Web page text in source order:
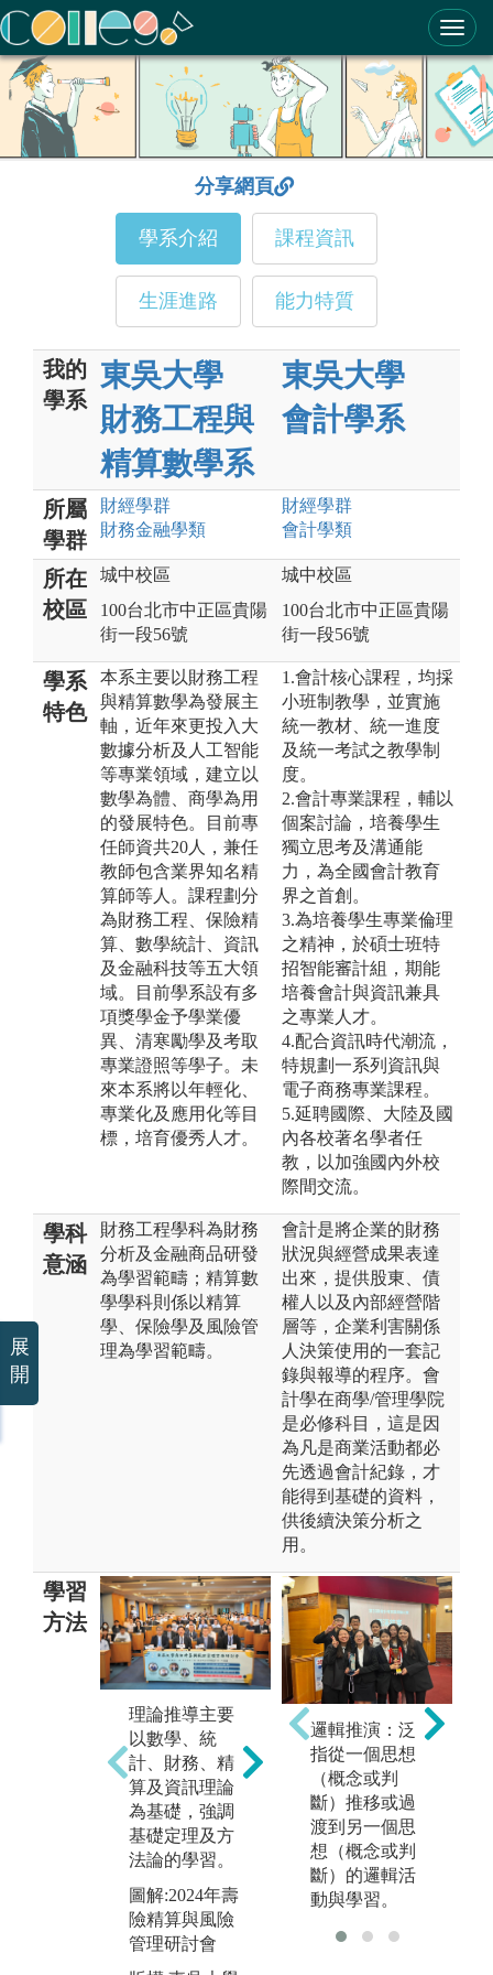
ColleGo! 大學選才與高中育才輔助系統
分享網頁
學系介紹 課程資訊
生涯進路 能力特質
我的
學系
東吳大學
財務工程與
精算數學系
東吳大學
會計學系
所屬
學群
財經學群
財務金融學類
財經學群
會計學類
所在
校區
城中校區
100台北市中正區貴陽
街一段56號
城中校區
100台北市中正區貴陽
街一段56號
學系
特色
本系主要以財務工程
與精算數學為發展主
軸，近年來更投入大
數據分析及人工智能
等專業領域，建立以
數學為體、商學為用
的發展特色。目前專
任師資共20人，兼任
教師包含業界知名精
算師等人。課程劃分
為財務工程、保險精
算、數學統計、資訊
及金融科技等五大領
域。目前學系設有多
項獎學金予學業優
異、清寒勵學及考取
專業證照等學子。未
來本系將以年輕化、
專業化及應用化等目
標，培育優秀人才。
1.會計核心課程，均採
小班制教學，並實施
統一教材、統一進度
及統一考試之教學制
度。
2.會計專業課程，輔以
個案討論，培養學生
獨立思考及溝通能
力，為全國會計教育
界之首創。
3.為培養學生專業倫理
之精神，於碩士班特
招智能審計組，期能
培養會計與資訊兼具
之專業人才。
4.配合資訊時代潮流，
特規劃一系列資訊與
電子商務專業課程。
5.延聘國際、大陸及國
內各校著名學者任
教，以加強國內外校
際間交流。
學科
意涵
財務工程學科為財務
分析及金融商品研發
為學習範疇；精算數
學學科則係以精算
學、保險學及風險管
理為學習範疇。
會計是將企業的財務
狀況與經營成果表達
出來，提供股東、債
權人以及內部經營階
層等，企業利害關係
人決策使用的一套記
錄與報導的程序。會
計學在商學/管理學院
是必修科目，這是因
為凡是商業活動都必
先透過會計紀錄，才
能得到基礎的資料，
供後續決策分析之
用。
學習
方法
理論推導主要
以數學、統
計、財務、精
算及資訊理論
為基礎，強調
基礎定理及方
法論的學習。
圖解:2024年壽
險精算與風險
管理研討會
案例分析則以
金融商品、保
險商品及相關
資料探討為
主，帶領學生
將理論模型應
用至金融產業
之實例。
圖解:「社會保
邏輯推演：泛
指從一個思想
（概念或判
斷）推移或過
渡到另一個思
想（概念或判
斷）的邏輯活
動與學習。
展
開